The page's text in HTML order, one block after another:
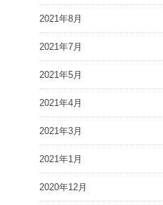
2021年8月
2021年7月
2021年5月
2021年4月
2021年3月
2021年1月
2020年12月